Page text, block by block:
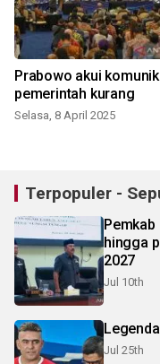
Prabowo akui
pemerintah kurang
Selasa, 8 April 2025
Terpopuler -
hingga
2027
Jul 10th
Jul 25th